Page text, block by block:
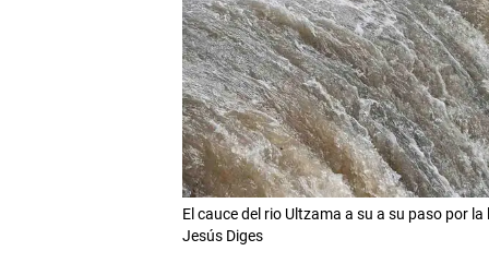
El cauce del rio Ultzama a su a su paso por
Jesús Diges